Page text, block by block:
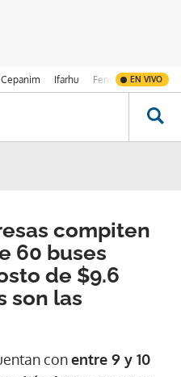
Cepanim Ifarhu Fenómeno de El
EN VIVO
compiten
60 buses
de $9.6
son las
conentre 9 y 10